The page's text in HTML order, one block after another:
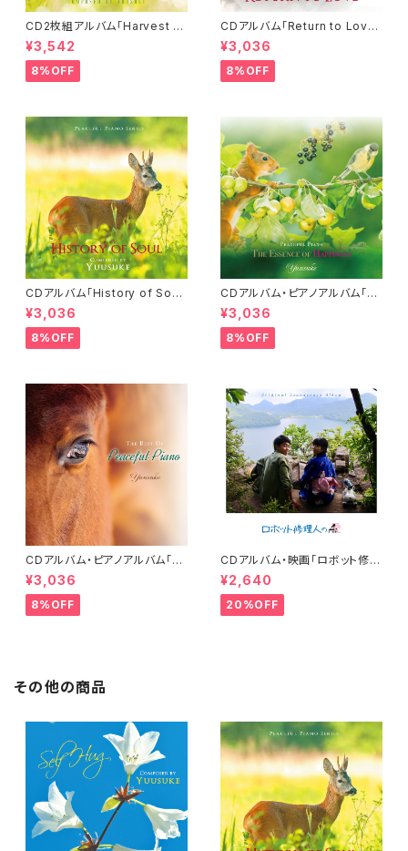
CD2枚組アルバム「Harvest M
elodies」-Peaceful Piano S
eries-／Yuusuke
¥3,542
8%OFF
CDアルバム「Return to Love」
-Peaceful Piano Series-／
Yuusuke
¥3,036
8%OFF
CDアルバム「History of Sou
l」-Peaceful Piano Series-
／Yuusuke
¥3,036
8%OFF
CDアルバム・ピアノアルバム「T
he Essence of Happiness」
／Yuusuke
¥3,036
8%OFF
CDアルバム・ピアノアルバム「T
he Best of Peaceful Pian
o」／Yuusuke
¥3,036
8%OFF
CDアルバム・映画「ロボット修理
人のAi（愛）」オリジナルサウンド
トラック
¥2,640
20%OFF
その他の商品